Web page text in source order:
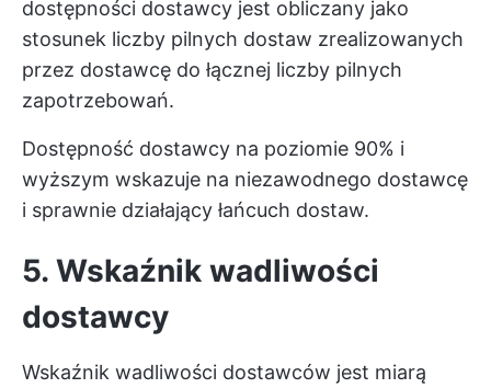
dostępności dostawcy jest obliczany jako
stosunek liczby pilnych dostaw zrealizowanych
przez dostawcę do łącznej liczby pilnych
zapotrzebowań.
Dostępność dostawcy na poziomie 90% i
wyższym wskazuje na niezawodnego dostawcę
i sprawnie działający łańcuch dostaw.
5. Wskaźnik wadliwości
dostawcy
Wskaźnik wadliwości dostawców jest miarą